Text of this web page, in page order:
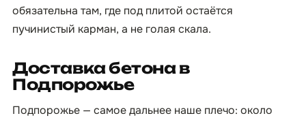
обязательна там, где под плитой остаётся
пучинистый карман, а не голая скала.
Доставка бетона в
Подпорожье
Подпорожье — самое дальнее наше плечо: около